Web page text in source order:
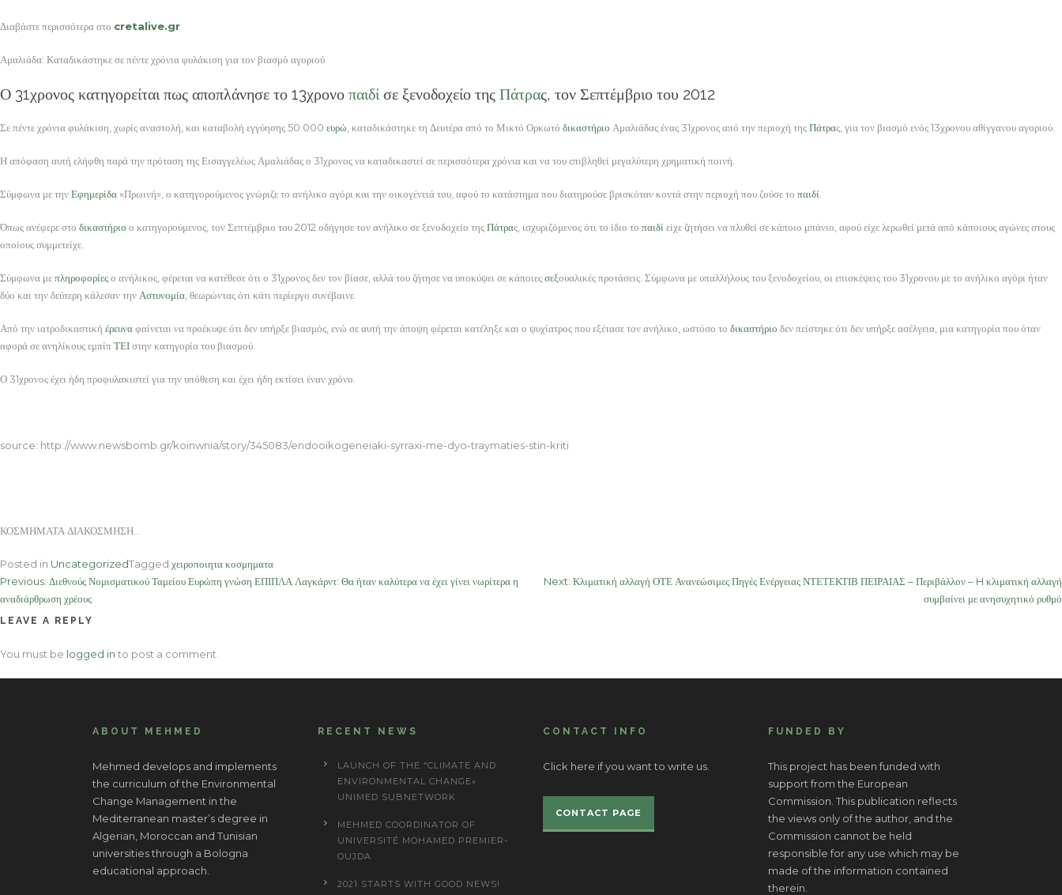
Διαβάστε περισσότερα στο cretalive.gr
Αμαλιάδα: Καταδικάστηκε σε πέντε χρόνια φυλάκιση για τον βιασμό αγοριού
Ο 31χρονος κατηγορείται πως αποπλάνησε το 13χρονο παιδί σε ξενοδοχείο της Πάτρας, τον Σεπτέμβριο του 2012
Σε πέντε χρόνια φυλάκιση, χωρίς αναστολή, και καταβολή εγγύησης 50.000 ευρώ , καταδικάστηκε τη Δευτέρα από το Μικτό Ορκωτό δικαστήριο Αμαλιάδας ένας 31χρονος από την περιοχή τηςΠάτρας, για τον βιασμό ενός 13χρονου αθίγγανου αγοριού.
Η απόφαση αυτή ελήφθη παρά την πρόταση της Εισαγγελέως Αμαλιάδας ο 31χρονος να καταδικαστεί σε περισσότερα χρόνια και να του επιβληθεί μεγαλύτερη χρηματική ποινή.
Σύμφωνα με τηνΕφημερίδα «Πρωινή», ο κατηγορούμενος γνώριζε το ανήλικο αγόρι και την οικογένειά του, αφού το κατάστημα που διατηρούσε βρισκόταν κοντά στην περιοχή που ζούσε το παιδί
Όπως ανέφερε στο δικαστήριο ο κατηγορούμενος, τον Σεπτέμβριο του 2012 οδήγησε τον ανήλικο σε ξενοδοχείο τηςΠάτρας, ισχυριζόμενος ότι το ίδιο το παιδί είχε ζητήσει να πλυθεί σε κάποιο μπάνιο, αφού είχε λερωθεί μετά από κάποιους αγώνες στους
οποίους συμμετείχε.
Σύμφωνα μεπληροφορίεςο ανήλικος, φέρεται να κατέθεσε ότι ο 31χρονος δεν τον βίασε, αλλά του ζήτησε να υποκύψει σε κάποιεςσεξουαλικές προτάσεις. Σύμφωνα με υπαλλήλους του ξενοδοχείου, οι επισκέψεις του 31χρονου με το ανήλικο αγόρι ήταν
δύο και την δεύτερη κάλεσαν την Αστυνομία , θεωρώντας ότι κάτι περίεργο συνέβαινε.
Από την ιατροδικαστική έρευναφαίνεται να προέκυψε ότι δεν υπήρξε βιασμός, ενώ σε αυτή την άποψη φέρεται κατέληξε και ο ψυχίατρος που εξέτασε τον ανήλικο, ωστόσο το δικαστήριο δεν πείστηκε ότι δεν υπήρξε ασέλγεια, μια κατηγορία που όταν
αφορά σε ανηλίκους εμπίπ ΤΕΙστην κατηγορία του βιασμού.
Ο 31χρονος έχει ήδη προφυλακιστεί για την υπόθεση και έχει ήδη εκτίσει έναν χρόνο.
source: http://www.newsbomb.gr/koinwnia/story/345083/endooikogeneiaki-syrraxi-me-dyo-traymaties-stin-kriti
ΚΟΣΜΗΜΑΤΑ ΔΙΑΚΟΣΜΗΣΗ…
Posted in UncategorizedTagged χειροποιητα κοσμηματα
Post
navigation
Previous: Διεθνούς Νομισματικού Ταμείου Ευρώπη γνώση ΕΠΙΠΛΑ Λαγκάρντ: Θα ήταν καλύτερα να έχει γίνει νωρίτερα η
αναδιάρθρωση χρέους
Next: Κλιματική αλλαγή ΟΤΕ Ανανεώσιμες Πηγές Ενέργειας ΝΤΕΤΕΚΤΙΒ ΠΕΙΡΑΙΑΣ – Περιβάλλον – H κλιματική αλλαγή
συμβαίνει με ανησυχητικό ρυθμό
LEAVE A REPLY
You must be logged in to post a comment.
ABOUT MEHMED
Mehmed develops and implements
the curriculum of the Environmental
Change Management in the
Mediterranean master’s degree in
Algerian, Moroccan and Tunisian
universities through a Bologna
educational approach.
RECENT NEWS
LAUNCH OF THE “CLIMATE AND
ENVIRONMENTAL CHANGE»
UNIMED SUBNETWORK
MEHMED COORDINATOR OF
UNIVERSITÉ MOHAMED PREMIER-
OUJDA
2021 STARTS WITH GOOD NEWS!
CONTACT INFO
Click here if you want to write us.
CONTACT PAGE
FUNDED BY
This project has been funded with
support from the European
Commission. This publication reflects
the views only of the author, and the
Commission cannot be held
responsible for any use which may be
made of the information contained
therein.